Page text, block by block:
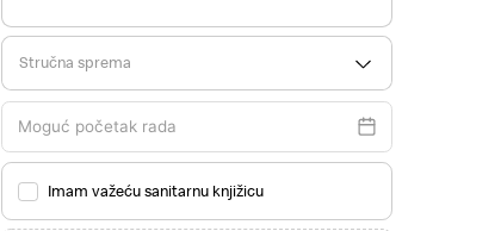
Stručna sprema
Imam važeću sanitarnu knjižicu